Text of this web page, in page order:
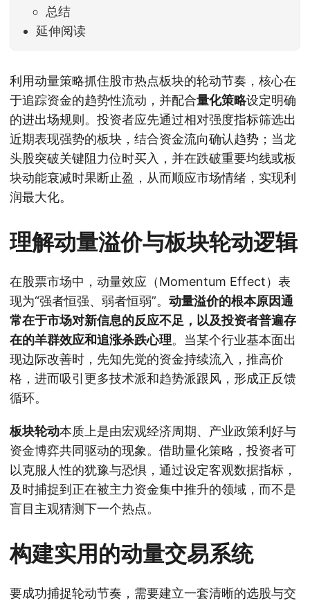
总结
延伸阅读
利用动量策略抓住股市热点板块的轮动节奏，核心在
于追踪资金的趋势性流动，并配合量化策略设定明确
的进出场规则。投资者应先通过相对强度指标筛选出
近期表现强势的板块，结合资金流向确认趋势；当龙
头股突破关键阻力位时买入，并在跌破重要均线或板
块动能衰减时果断止盈，从而顺应市场情绪，实现利
润最大化。
理解动量溢价与板块轮动逻辑
在股票市场中，动量效应（Momentum Effect）表
现为“强者恒强、弱者恒弱”。 动量溢价的根本原因通
常在于市场对新信息的反应不足，以及投资者普遍存
在的羊群效应和追涨杀跌心理。当某个行业基本面出
现边际改善时，先知先觉的资金持续流入，推高价
格，进而吸引更多技术派和趋势派跟风，形成正反馈
循环。
板块轮动本质上是由宏观经济周期、产业政策利好与
资金博弈共同驱动的现象。借助量化策略，投资者可
以克服人性的犹豫与恐惧，通过设定客观数据指标，
及时捕捉到正在被主力资金集中推升的领域，而不是
盲目主观猜测下一个热点。
构建实用的动量交易系统
要成功捕捉轮动节奏，需要建立一套清晰的选股与交